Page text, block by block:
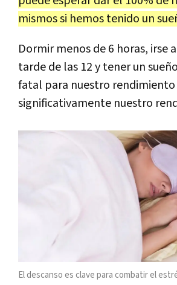
mismos si hemos tenido un
Dormir menos de 6 horas, irse
tarde de las 12 y tener un
fatal para nuestro
significativamente nuestro
El descanso es clave para combatir el